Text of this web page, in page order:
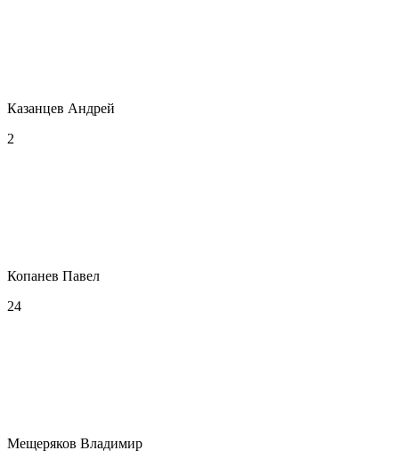
Казанцев Андрей
2
Копанев Павел
24
Мещеряков Владимир